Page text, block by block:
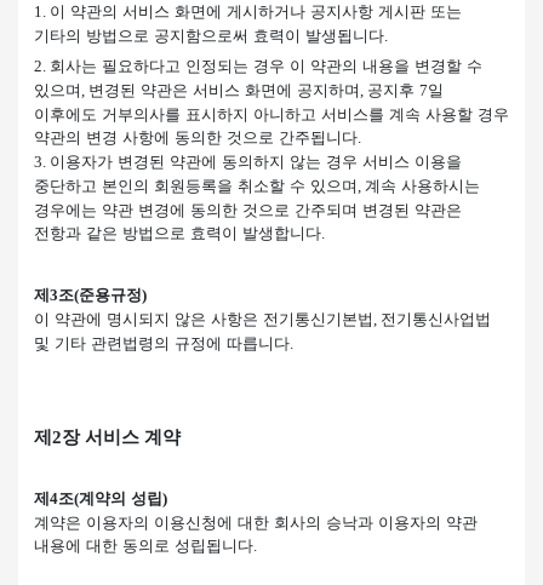
1. 이 약관의 서비스 화면에 게시하거나 공지사항 게시판 또는
기타의 방법으로 공지함으로써 효력이 발생됩니다.
2. 회사는 필요하다고 인정되는 경우 이 약관의 내용을 변경할 수
있으며, 변경된 약관은 서비스 화면에 공지하며, 공지후 7일
이후에도 거부의사를 표시하지 아니하고 서비스를 계속 사용할 경우
약관의 변경 사항에 동의한 것으로 간주됩니다.
3. 이용자가 변경된 약관에 동의하지 않는 경우 서비스 이용을
중단하고 본인의 회원등록을 취소할 수 있으며, 계속 사용하시는
경우에는 약관 변경에 동의한 것으로 간주되며 변경된 약관은
전항과 같은 방법으로 효력이 발생합니다.
제3조(준용규정)
이 약관에 명시되지 않은 사항은 전기통신기본법 전기통신사업법
및 기타 관련법령의 규정에 따릅니다.
제2장 서비스 계약
제 4조(계약의 성립)
계약은 이용자의 이용신청에 대한 회사의 승낙과 이용자의 약관
내용에 대한 동의로 성립됩니다.